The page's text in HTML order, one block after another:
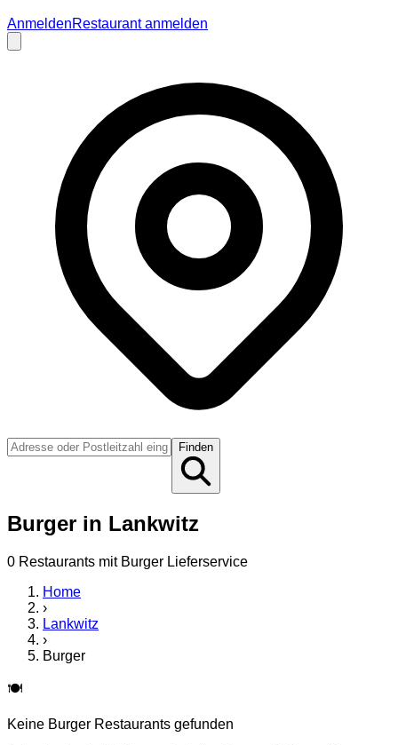
AnmeldenRestaurant anmelden
Finden
Burger in Lankwitz
0 Restaurants mit Burger Lieferservice
Home
›
Lankwitz
›
Burger
🍽
Keine Burger Restaurants gefunden